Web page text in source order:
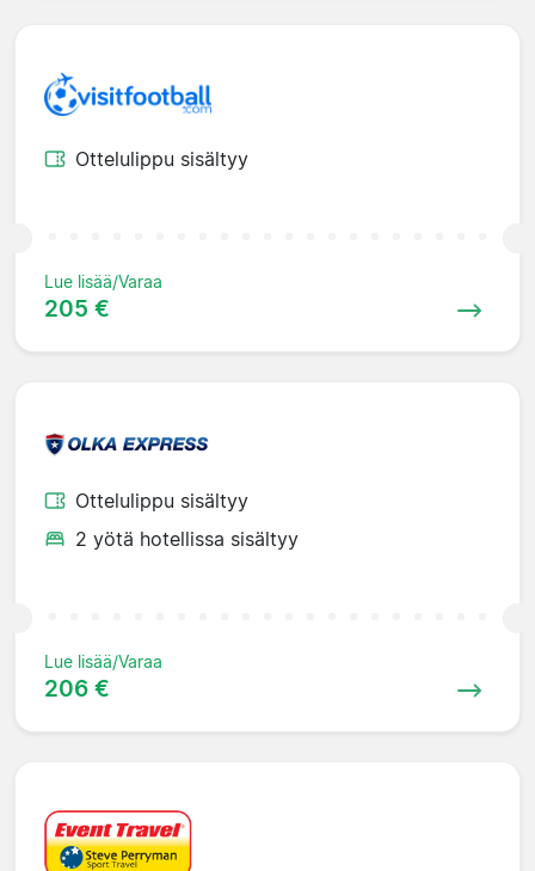
Ottelulippu sisältyy
Lue lisää/Varaa
205 €
Ottelulippu sisältyy
2 yötä hotellissa sisältyy
Lue lisää/Varaa
206 €